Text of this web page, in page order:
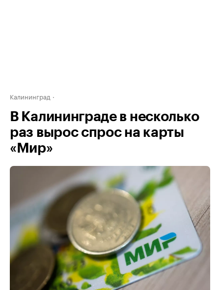
Калининград
В Калининграде в несколько
раз вырос спрос на карты
«Мир»